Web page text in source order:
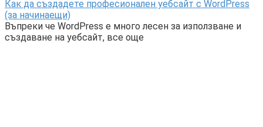
Как да създадете професионален уебсайт с WordPress
(за начинаещи)
Въпреки че WordPress е много лесен за използване и
създаване на уебсайт, все още